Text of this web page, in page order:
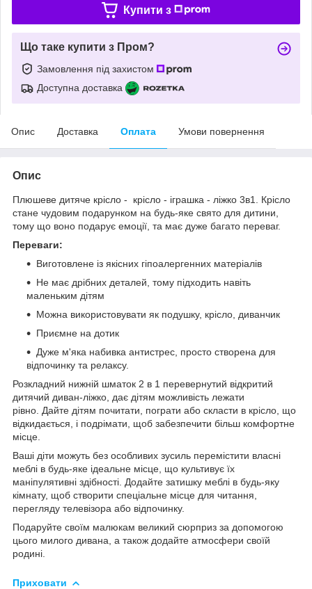
Купити з
Що таке купити з Пром?
Замовлення під захистом
Доступна доставка
Опис Доставка Оплата Умови повернення
Опис
Плюшеве дитяче крісло - крісло - іграшка - ліжко 3в1. Крісло
стане чудовим подарунком на будь-яке свято для дитини,
тому що воно подарує емоції, та має дуже багато переваг.
Переваги:
Виготовлене із якісних гіпоалергенних матеріалів
Не має дрібних деталей, тому підходить навіть
маленьким дітям
Можна використовувати як подушку, крісло, диванчик
Приємне на дотик
Дуже м'яка набивка антистрес, просто створена для
відпочинку та релаксу.
Розкладний нижній шматок 2 в 1 перевернутий відкритий
дитячий диван-ліжко, дає дітям можливість лежати
рівно. Дайте дітям почитати, пограти або скласти в крісло, що
відкидається, і подрімати, щоб забезпечити більш комфортне
місце.
Ваші діти можуть без особливих зусиль перемістити власні
меблі в будь-яке ідеальне місце, що культивує їх
маніпулятивні здібності. Додайте затишку меблі в будь-яку
кімнату, щоб створити спеціальне місце для читання,
перегляду телевізора або відпочинку.
Подаруйте своїм малюкам великий сюрприз за допомогою
цього милого дивана, а також додайте атмосфери своїй
родині.
Приховати